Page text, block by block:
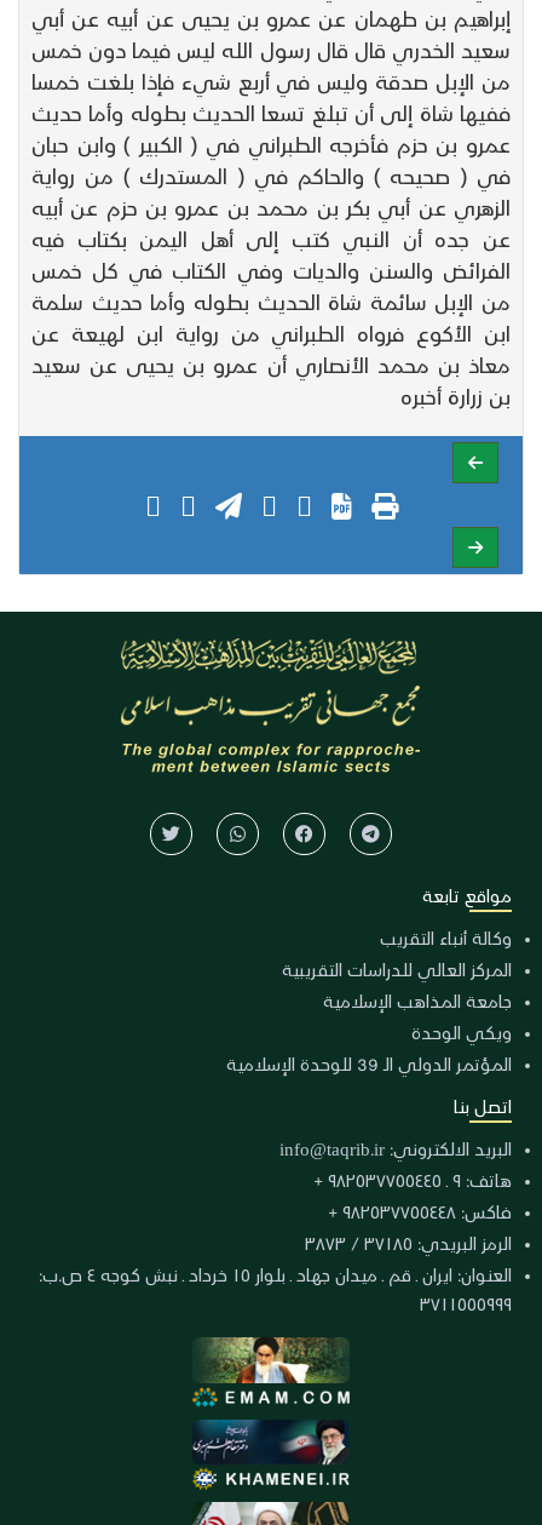
إبراهيم بن طهمان عن عمرو بن يحيى عن أبيه عن أبي
سعيد الخدري قال قال رسول الله ليس فيما دون خمس
من الإبل صدقة وليس في أربع شيء فإذا بلغت خمسا
ففيها شاة إلى أن تبلغ تسعا الحديث بطوله وأما حديث
عمرو بن حزم فأخرجه الطبراني في ( الكبير ) وابن حبان
في ( صحيحه ) والحاكم في ( المستدرك ) من رواية
الزهري عن أبي بكر بن محمد بن عمرو بن حزم عن أبيه
عن جده أن النبي كتب إلى أهل اليمن بكتاب فيه
الفرائض والسنن والديات وفي الكتاب في كل خمس
من الإبل سائمة شاة الحديث بطوله وأما حديث سلمة
ابن الأكوع فرواه الطبراني من رواية ابن لهيعة عن
معاذ بن محمد الأنصاري أن عمرو بن يحيى عن سعيد
بن زرارة أخبره
مواقع تابعة
وكالة أنباء التقريب
المركز العالي للدراسات التقريبية
جامعة المذاهب الإسلامية
ويكي الوحدة
المؤتمر الدولي الـ 39 للوحدة الإسلامية
اتصل بنا
البريد الالكتروني: info@taqrib.ir
هاتف: ٩ ـ ٩٨٢٥٣٧٧٥٥٤٤٥ +
فاكس: ٩٨٢٥٣٧٧٥٥٤٤٨ +
الرمز البريدي: ٣٧١٨٥ / ٣٨٧٣
العنوان: ايران ـ قم ـ ميدان جهاد ـ بلوار ١٥ خرداد ـ نبش كوجه ٤ ص.ب:
٣٧١١٥٥٥٩٩٩